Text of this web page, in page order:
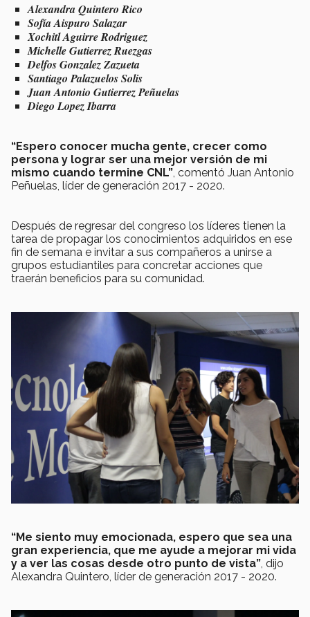
Alexandra Quintero Rico
Sofía Aispuro Salazar
Xochitl Aguirre Rodriguez
Michelle Gutierrez Ruezgas
Delfos Gonzalez Zazueta
Santiago Palazuelos Solis
Juan Antonio Gutierrez Peñuelas
Diego Lopez Ibarra
“Espero conocer mucha gente, crecer como
persona y lograr ser una mejor versión de mi
mismo cuando termine CNL” , comentó Juan Antonio
Peñuelas, líder de generación 2017 - 2020.
Después de regresar del congreso los líderes tienen la
tarea de propagar los conocimientos adquiridos en ese
fin de semana e invitar a sus compañeros a unirse a
grupos estudiantiles para concretar acciones que
traerán beneficios para su comunidad.
“Me siento muy emocionada, espero que sea una
gran experiencia, que me ayude a mejorar mi vida
y a ver las cosas desde otro punto de vista”, dijo
Alexandra Quintero, líder de generación 2017 - 2020.